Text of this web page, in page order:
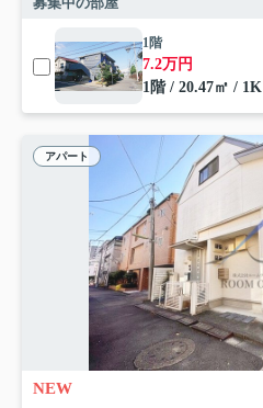
1階
7.2万円
1階 / 20.47㎡ / 1K
アパート
NEW